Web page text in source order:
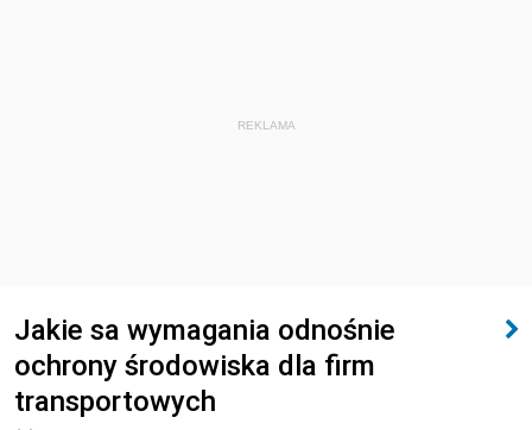
REKLAMA
Jakie sa wymagania odnośnie
ochrony środowiska dla firm
transportowych